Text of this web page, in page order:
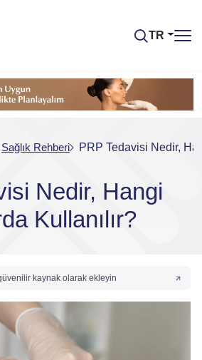
TR
Sağlık Rehberi PRP Tedavisi Nedir,
Nedir, Hangi
Kullanılır?
kaynak olarak ekleyin